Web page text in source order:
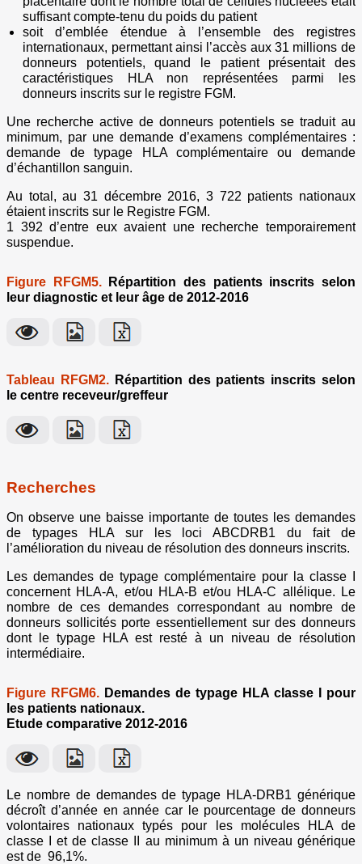
suffisant compte-tenu du poids du patient
soit d’emblée étendue à l’ensemble des registres
internationaux, permettant ainsi l’accès aux 31 millions de
donneurs potentiels, quand le patient présentait des
caractéristiques HLA non représentées parmi les
donneurs inscrits sur le registre FGM.
Une recherche active de donneurs potentiels se traduit au
minimum, par une demande d’examens complémentaires :
demande de typage HLA complémentaire ou demande
d’échantillon sanguin.
Au total, au 31 décembre 2016, 3 722 patients nationaux
étaient inscrits sur le Registre FGM.
1 392 d’entre eux avaient une recherche temporairement
suspendue.
Figure RFGM5.Répartition des patients inscrits selon
leur diagnostic et leur âge de 2012-2016
Tableau RFGM2.Répartition des patients inscrits selon
le centre receveur/greffeur
Recherches
On observe une baisse importante de toutes les demandes
de typages HLA sur les loci ABCDRB1 du fait de
l’amélioration du niveau de résolution des donneurs inscrits.
Les demandes de typage complémentaire pour la classe I
concernent HLA-A, et/ou HLA-B et/ou HLA-C allélique. Le
nombre de ces demandes correspondant au nombre de
donneurs sollicités porte essentiellement sur des donneurs
dont le typage HLA est resté à un niveau de résolution
intermédiaire.
Figure RFGM6. Demandes de typage HLA classe I pour
les patients nationaux.
Etude comparative 2012-2016
Le nombre de demandes de typage HLA-DRB1 générique
décroît d’année en année car le pourcentage de donneurs
volontaires nationaux typés pour les molécules HLA de
classe I et de classe II au minimum à un niveau générique
est de 96,1%.